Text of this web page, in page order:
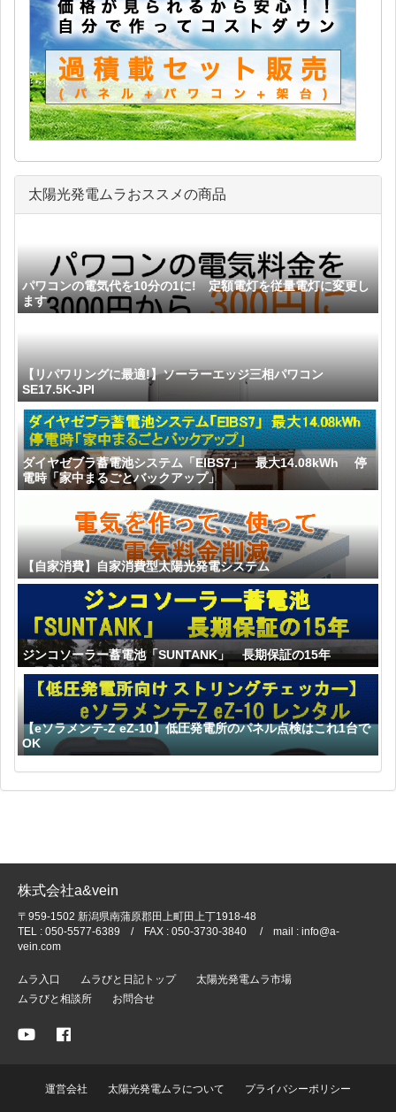
太陽光発電ムラおススメの商品
パワコンの電気代を10分の1に! 定額電灯を従量電灯に変更し
ます
【リパワリングに最適!】ソーラーエッジ三相パワコン
SE17.5K-JPI
ダイヤゼブラ蓄電池システム「EIBS7」 最大14.08kWh 停
電時「家中まるごとバックアップ」
【自家消費】自家消費型太陽光発電システム
ジンコソーラー蓄電池「SUNTANK」 長期保証の15年
【eソラメンテ-Z eZ-10】低圧発電所のパネル点検はこれ1台で
OK
株式会社a&vein
〒959-1502 新潟県南蒲原郡田上町田上丁1918-48
TEL : 050-5577-6389 / FAX : 050-3730-3840 / mail : info@a-
vein.com
ムラ入口 ムラびと日記トップ
太陽光発電ムラ市場
ムラびと相談所
お問合せ
運営会社 太陽光発電ムラについて プライバシーポリシー